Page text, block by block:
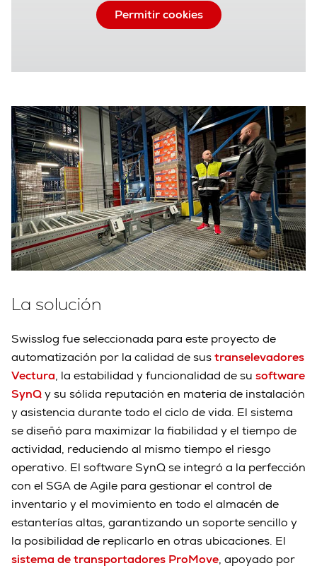
Permitir cookies
La solución
Swisslog fue seleccionada para este proyecto de
automatización por la calidad de sustranselevadores
Vectura, la estabilidad y funcionalidad de su software
SynQy su sólida reputación en materia de instalación
y asistencia durante todo el ciclo de vida. El sistema
se diseñó para maximizar la fiabilidad y el tiempo de
actividad, reduciendo al mismo tiempo el riesgo
operativo. El software SynQ se integró a la perfección
con el SGA de Agile para gestionar el control de
inventario y el movimiento en todo el almacén de
estanterías altas, garantizando un soporte sencillo y
la posibilidad de replicarlo en otras ubicaciones. El
sistema de transportadores ProMove, apoyado por